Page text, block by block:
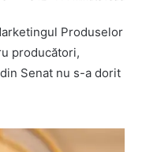
Produselor
producători,
Senat nu s-a dorit